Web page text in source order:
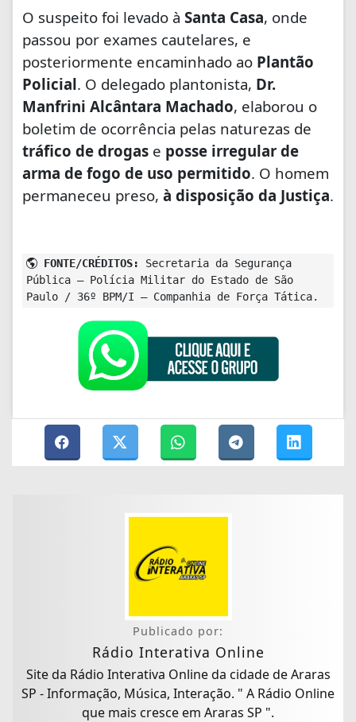
O suspeito foi levado à Santa Casa, onde
passou por exames cautelares, e
posteriormente encaminhado ao Plantão
Policial. O delegado plantonista, Dr.
Manfrini Alcântara Machado, elaborou o
boletim de ocorrência pelas naturezas de
tráfico de drogas e posse irregular de
arma de fogo de uso permitido. O homem
permaneceu preso, à disposição da Justiça.
FONTE/CRÉDITOS:
Secretaria da Segurança
Pública – Polícia Militar do Estado de São
Paulo / 36º BPM/I – Companhia de Força Tática.
Publicado por:
Rádio Interativa Online
Site da Rádio Interativa Online da cidade de Araras
SP - Informação, Música, Interação. " A Rádio Online
que mais cresce em Araras SP ".